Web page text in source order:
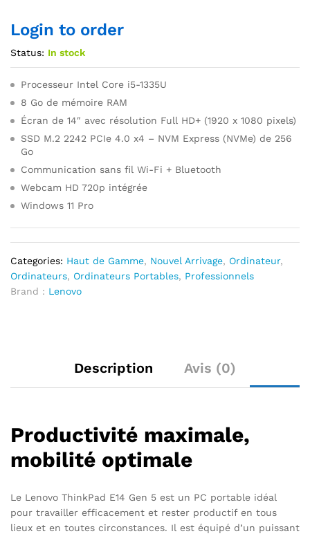
Login to order
Status: In stock
Processeur Intel Core i5-1335U
8 Go de mémoire RAM
Écran de 14″ avec résolution Full HD+ (1920 x 1080 pixels)
SSD M.2 2242 PCIe 4.0 x4 – NVM Express (NVMe) de 256
Go
Communication sans fil Wi-Fi + Bluetooth
Webcam HD 720p intégrée
Windows 11 Pro
Categories: Haut de Gamme, Nouvel Arrivage, Ordinateur,
Ordinateurs, Ordinateurs Portables, Professionnels
Brand : Lenovo
Description Avis (0)
Productivité maximale,
mobilité optimale
Le Lenovo ThinkPad E14 Gen 5 est un PC portable idéal
pour travailler efficacement et rester productif en tous
lieux et en toutes circonstances. Il est équipé d’un puissant